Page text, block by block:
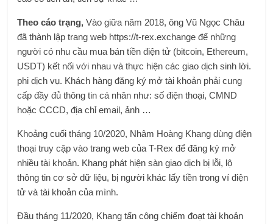
Theo cáo trạng, Vào giữa năm 2018, ông Vũ Ngọc Châu
đã thành lập trang web https://t-rex.exchange để những
người có nhu cầu mua bán tiền điện tử (bitcoin, Ethereum,
USDT) kết nối với nhau và thực hiện các giao dịch sinh lời.
phi dịch vụ. Khách hàng đăng ký mở tài khoản phải cung
cấp đầy đủ thông tin cá nhân như: số điện thoại, CMND
hoặc CCCD, địa chỉ email, ảnh …
Khoảng cuối tháng 10/2020, Nhâm Hoàng Khang dùng điện
thoại truy cập vào trang web của T-Rex để đăng ký mở
nhiều tài khoản. Khang phát hiện sàn giao dịch bị lỗi, lộ
thông tin cơ sở dữ liệu, bị người khác lấy tiền trong ví điện
tử và tài khoản của mình.
Đầu tháng 11/2020, Khang tấn công chiếm đoạt tài khoản